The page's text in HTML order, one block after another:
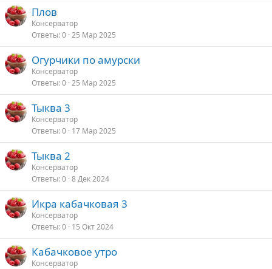
Плов
Консерватор
Ответы 0 25 Мар 2025
Огурчики по амурски
Консерватор
Ответы 0 25 Мар 2025
Тыква 3
Консерватор
Ответы 0 17 Мар 2025
Тыква 2
Консерватор
Ответы 0 8 Дек 2024
Икра кабачковая 3
Консерватор
Ответы 0 15 Окт 2024
Кабачковое утро
Консерватор